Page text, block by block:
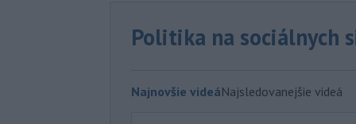
Politika na sociálnych
Najnovšie videáNajsledovanejšie videá